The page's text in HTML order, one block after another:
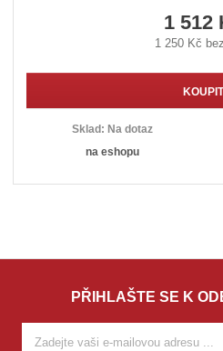
1 512
1 250 Kč
Sklad:Na dotaz
na eshopu
PŘIHLAŠTE SE K